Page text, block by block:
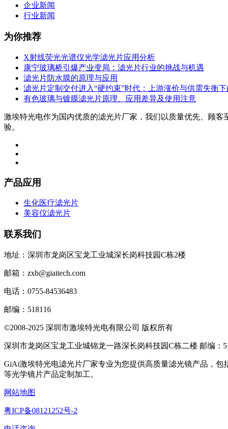
企业新闻
行业新闻
为你推荐
X射线荧光光谱仪光学滤光片应用分析
康宁玻璃桥引爆产业变局：滤光片行业的挑战与机遇
滤光片防水膜的原理与应用
滤光片定制交付进入“硬约束”时代：上游涨价与供需失衡
有色玻璃与镀膜滤光片原理、应用差异及使用注意
激埃特光电作为国内优质的滤光片厂家，我们以质量优先、顾
验。
产品应用
生化医疗滤光片
美容仪滤光片
联系我们
地址：深圳市龙岗区宝龙工业城深长岗科技园C栋2楼
邮箱：zxb@giaitech.com
电话：0755-84536483
邮编：518116
©2008-2025 深圳市激埃特光电有限公司 版权所有
深圳市龙岗区宝龙工业城锦龙一路深长岗科技园C栋二楼 邮编：
GiAi激埃特光电滤光片厂家专业为您提供高质量滤光镜产品，
等光学镜片产品定制加工。
网站地图
粤ICP备08121252号-2